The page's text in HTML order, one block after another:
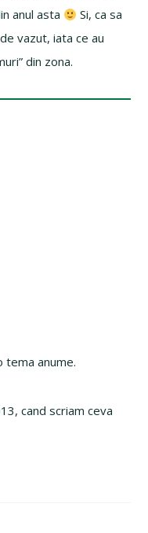
anul asta
Si, ca sa
vazut, iata ce au
din zona.
tema anume.
cand scriam ceva